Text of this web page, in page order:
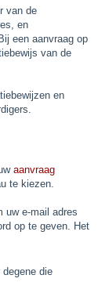
van de
en
een aanvraag op
van de
en
aanvraag
te kiezen.
uw e-mail adres
op te geven. Het
degene die